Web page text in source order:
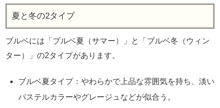
夏と冬の2タイプ
ブルベには「ブルベ夏（サマー）」と「ブルベ冬（ウィン
ター）」の2タイプがあります。
ブルベ夏タイプ：やわらかで上品な雰囲気を持ち、淡い
パステルカラーやグレージュなどが似合う。